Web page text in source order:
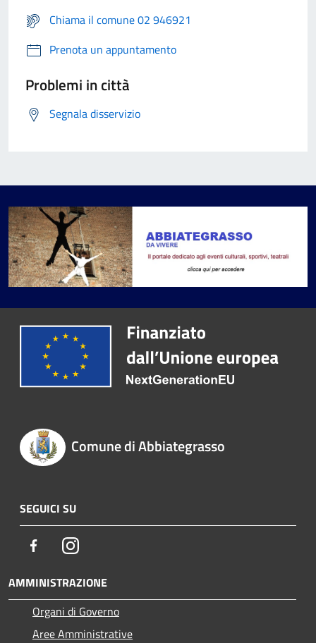
Chiama il comune 02 946921
Prenota un appuntamento
Problemi in città
Segnala disservizio
Comune di Abbiategrasso
SEGUICI SU
FacebookInstagram
AMMINISTRAZIONE
Organi di Governo
Aree Amministrative